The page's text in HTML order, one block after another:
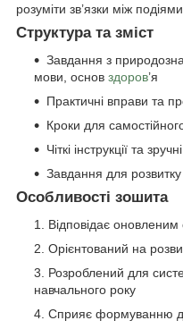
розуміти зв’язки між
Структура та зміст
Завдання з
мови, основ здоров’я
Практичні вправи та
Кроки для
Чіткі інструкції та
Завдання для
Особливості зошита
Відповідає оновленим
Орієнтований на
Розроблений для
навчального року
Сприяє формуванню